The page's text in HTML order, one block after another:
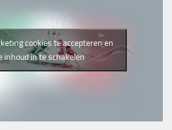
cookies te accepteren en
inhoud in te schakelen